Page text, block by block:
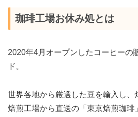
珈琲工場お休み処とは
2020年4月オープンしたコーヒーの
ド。
世界各地から厳選した豆を輸入し、
焙煎工場から直送の「東京焙煎珈琲